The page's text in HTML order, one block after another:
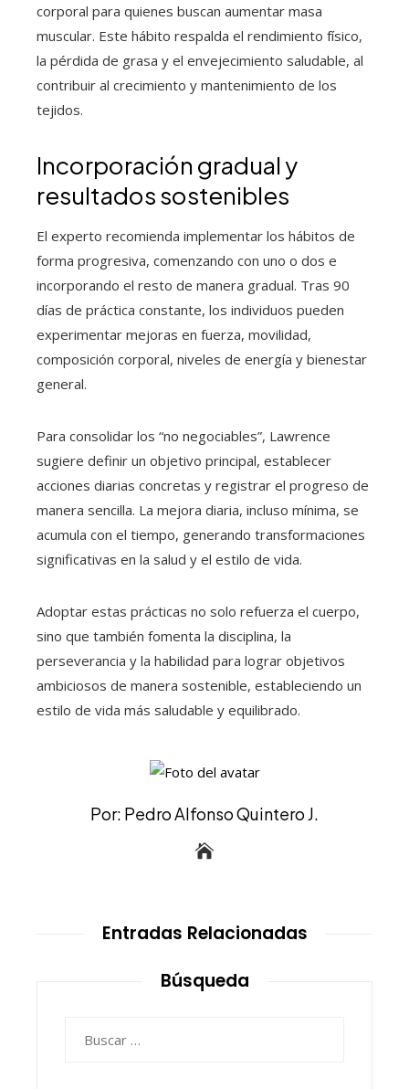
corporal para quienes buscan aumentar masa
muscular. Este hábito respalda el rendimiento físico,
la pérdida de grasa y el envejecimiento saludable, al
contribuir al crecimiento y mantenimiento de los
tejidos.
Incorporación gradual y
resultados sostenibles
El experto recomienda implementar los hábitos de
forma progresiva, comenzando con uno o dos e
incorporando el resto de manera gradual. Tras 90
días de práctica constante, los individuos pueden
experimentar mejoras en fuerza, movilidad,
composición corporal, niveles de energía y bienestar
general.
Para consolidar los “no negociables”, Lawrence
sugiere definir un objetivo principal, establecer
acciones diarias concretas y registrar el progreso de
manera sencilla. La mejora diaria, incluso mínima, se
acumula con el tiempo, generando transformaciones
significativas en la salud y el estilo de vida.
Adoptar estas prácticas no solo refuerza el cuerpo,
sino que también fomenta la disciplina, la
perseverancia y la habilidad para lograr objetivos
ambiciosos de manera sostenible, estableciendo un
estilo de vida más saludable y equilibrado.
Por: Pedro Alfonso Quintero J.
Entradas Relacionadas
Búsqueda